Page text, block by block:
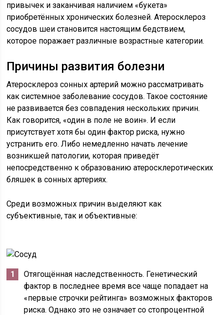
привычек и заканчивая наличием «букета»
приобретённых хронических болезней. Атеросклероз
сосудов шеи становится настоящим бедствием,
которое поражает различные возрастные категории.
Причины развития болезни
Атеросклероз сонных артерий можно рассматривать
как системное заболевание сосудов. Такое состояние
не развивается без совпадения нескольких причин.
Как говорится, «один в поле не воин». И если
присутствует хотя бы один фактор риска, нужно
устранить его. Либо немедленно начать лечение
возникшей патологии, которая приведёт
непосредственно к образованию атеросклеротических
бляшек в сонных артериях.
Среди возможных причин выделяют как
субъективные, так и объективные:
Отягощённая наследственность. Генетический
фактор в последнее время все чаще попадает на
«первые строчки рейтинга» возможных факторов
риска. Однако это не означает со стопроцентной